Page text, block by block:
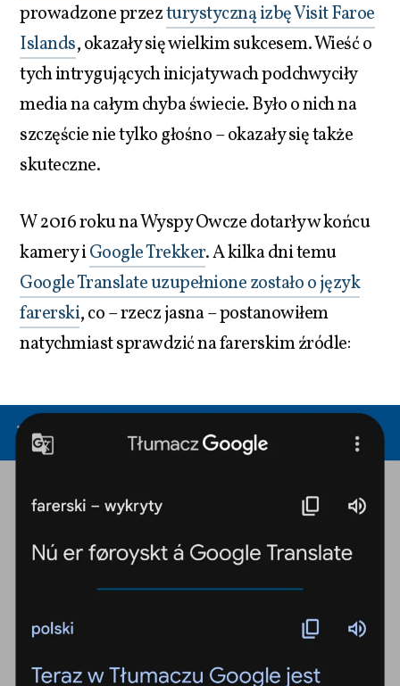
prowadzone przezturystyczną izbę Visit Faroe
Islands, okazały się wielkim sukcesem. Wieść o
tych intrygujących inicjatywach podchwyciły
media na całym chyba świecie. Było o nich na
szczęście nie tylko głośno – okazały się także
skuteczne.
W 2016 roku na Wyspy Owcze dotarły w końcu
kamery iGoogle Trekker. A kilka dni temu
Google Translate uzupełnione zostało o język
farerski, co – rzecz jasna – postanowiłem
natychmiast sprawdzić na farerskim źródle: